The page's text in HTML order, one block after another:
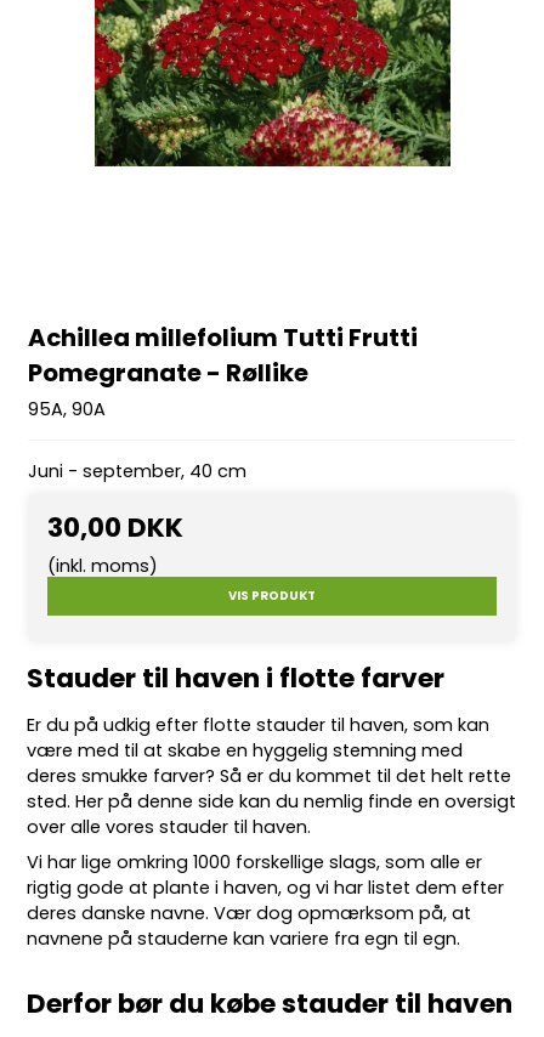
Achillea millefolium Tutti Frutti
Pomegranate - Røllike
95A, 90A
Juni - september, 40 cm
30,00 DKK
(inkl. moms)
VIS PRODUKT
Stauder til haven i flotte farver
Er du på udkig efter flottestauder til haven, som kan
være med til at skabe en hyggelig stemning med
deres smukke farver? Så er du kommet til det helt rette
sted. Her på denne side kan du nemlig finde en oversigt
over alle vores stauder til haven.
Vi har lige omkring 1000 forskellige slags, som alle er
rigtig gode at plante i haven, og vi har listet dem efter
deres danske navne. Vær dog opmærksom på, at
navnene på stauderne kan variere fra egn til egn.
Derfor bør du købe stauder til haven